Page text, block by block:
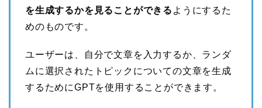
を生成するかを見ることができる ようにするた
めのものです。
ユーザーは、自分で文章を入力するか、ランダ
ムに選択されたトピックについての文章を生成
するためにGPTを使用することができます。